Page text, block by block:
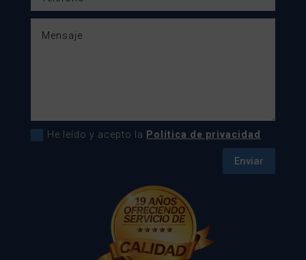
He leído y acepto la Política de privacidad
Enviar